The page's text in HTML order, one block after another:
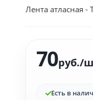
Лента атласная
70руб./
Есть в